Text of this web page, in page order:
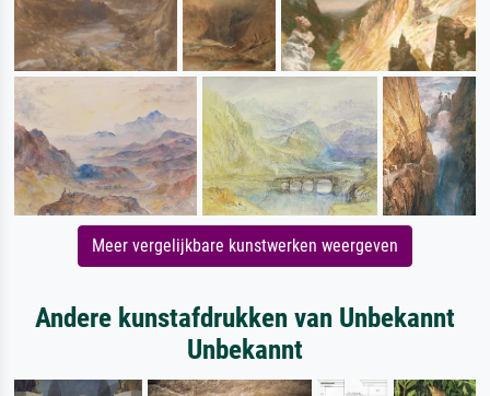
Meer vergelijkbare kunstwerken weergeven
Andere kunstafdrukken van Unbekannt
Unbekannt